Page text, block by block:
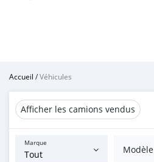
Accueil /Véhicules
Afficher les camions vendus
Marque
Modèle